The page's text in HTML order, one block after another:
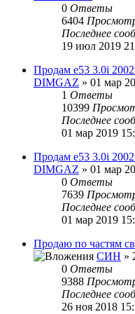
0 Ответы
6404
Последнее
19 июл 2019
Продам e53 3.0i
DIMGAZ » 01 мар
1 Ответы
10399
Последнее
01 мар 2019
Продам e53 3.0i
DIMGAZ » 01 мар
0 Ответы
7639
Последнее
01 мар 2019
Продаю по частям
СИН »
0 Ответы
9388
Последнее
26 ноя 2018